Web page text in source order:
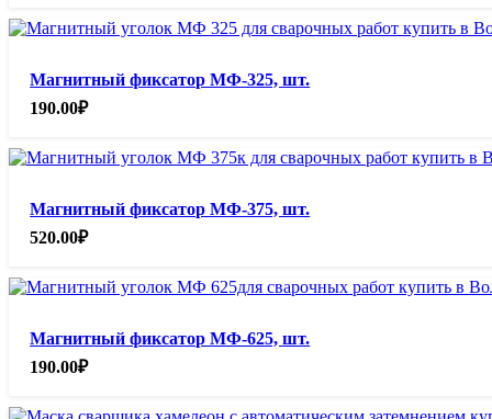
Магнитный фиксатор МФ-325, шт.
190.00₽
Магнитный фиксатор МФ-375, шт.
520.00₽
Магнитный фиксатор МФ-625, шт.
190.00₽